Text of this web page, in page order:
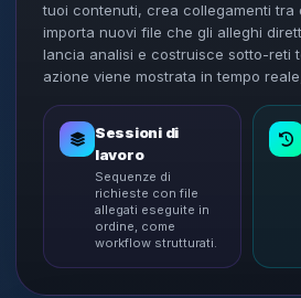
tuoi contenuti, crea collegamenti tra
importa nuovi file che gli alleghi
lancia analisi e costruisce sotto-reti
azione viene mostrata in tempo
Sessioni di
lavoro
Sequenze di
richieste con file
allegati eseguite in
ordine, come
workflow strutturati.